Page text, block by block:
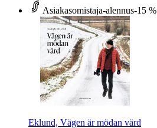
Asiakasomistaja-alennus-15 %
Eklund, Vägen är mödan värd